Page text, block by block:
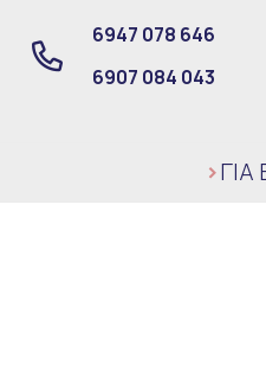
6947 078 646
6907 084 043